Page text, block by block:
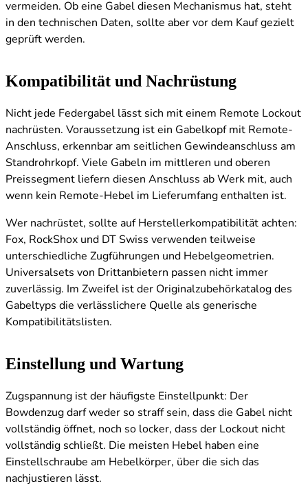
vermeiden. Ob eine Gabel diesen Mechanismus hat, steht
in den technischen Daten, sollte aber vor dem Kauf gezielt
geprüft werden.
Kompatibilität und Nachrüstung
Nicht jede Federgabel lässt sich mit einem Remote Lockout
nachrüsten. Voraussetzung ist ein Gabelkopf mit Remote-
Anschluss, erkennbar am seitlichen Gewindeanschluss am
Standrohrkopf. Viele Gabeln im mittleren und oberen
Preissegment liefern diesen Anschluss ab Werk mit, auch
wenn kein Remote-Hebel im Lieferumfang enthalten ist.
Wer nachrüstet, sollte auf Herstellerkompatibilität achten:
Fox, RockShox und DT Swiss verwenden teilweise
unterschiedliche Zugführungen und Hebelgeometrien.
Universalsets von Drittanbietern passen nicht immer
zuverlässig. Im Zweifel ist der Originalzubehörkatalog des
Gabeltyps die verlässlichere Quelle als generische
Kompatibilitätslisten.
Einstellung und Wartung
Zugspannung ist der häufigste Einstellpunkt: Der
Bowdenzug darf weder so straff sein, dass die Gabel nicht
vollständig öffnet, noch so locker, dass der Lockout nicht
vollständig schließt. Die meisten Hebel haben eine
Einstellschraube am Hebelkörper, über die sich das
nachjustieren lässt.